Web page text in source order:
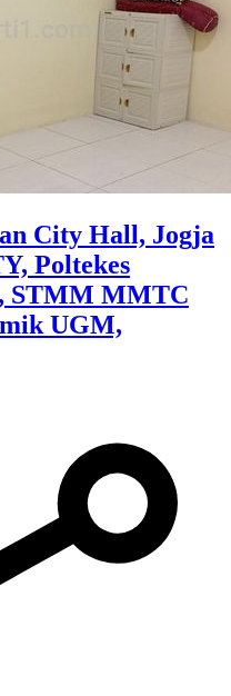
City Hall, Jogja
Poltekes
STMM MMTC
UGM,